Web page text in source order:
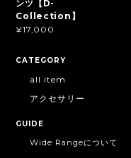
ンツ【D-
Collection】
¥17,000
CATEGORY
all item
アクセサリー
GUIDE
Wide Rangeについて